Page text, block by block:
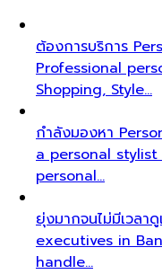
ต้องการบริการ
Professional
Shopping, Style…
กำลังมองหา
a personal stylist
personal…
ยุ่งมากจนไม่มีเวลา
executives in
handle…